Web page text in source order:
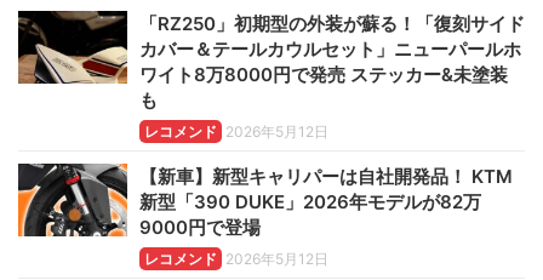
「RZ250」初期型の外装が蘇る！「復刻サイド
カバー＆テールカウルセット」ニューパールホ
ワイト8万8000円で発売 ステッカー&未塗装
も
レコメンド 2026年5月12日
【新車】新型キャリパーは自社開発品！ KTM
新型「390 DUKE」2026年モデルが82万
9000円で登場
レコメンド 2026年5月12日